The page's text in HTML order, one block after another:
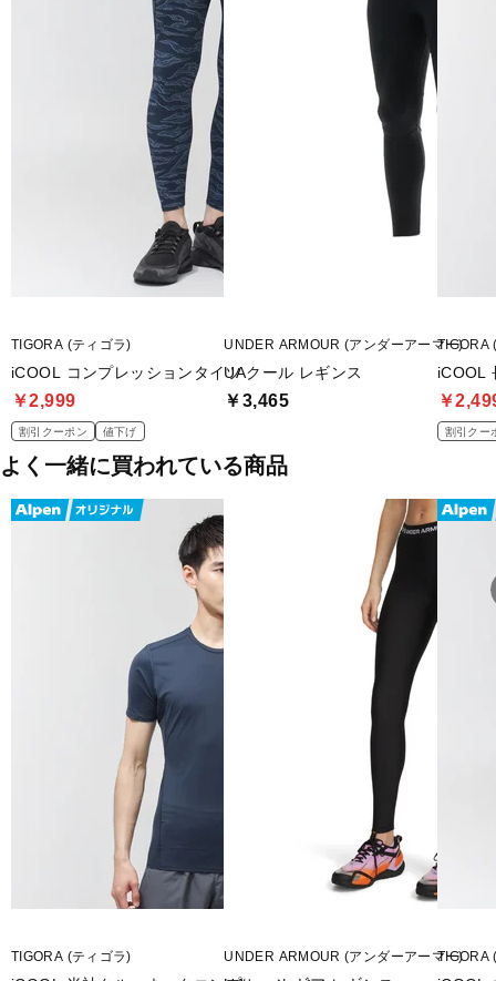
S：ウエスト/59～63cm
M：ウエスト/62～66cm
L：ウエスト/65～69cm
XL(LL・O)：ウエスト/68～72cm
■2026 Spring＆Summer モデル
■メーカー型番：TR-3F2156LT
TIGORA (ティゴラ)
iCOOL コンプレッションタイツ
￥2,999
割引クーポン 値下げ
UNDER ARMOUR (アンダーアーマー)
UAクール レギンス
￥3,465
TIGORA
iCOOL
￥
割引クー
よく一緒に買われている商品
TIGORA (ティゴラ) UNDER ARMOUR (アンダーアーマー)TIGORA